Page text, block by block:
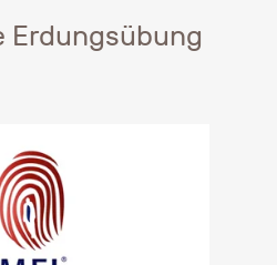
Erdungsübung